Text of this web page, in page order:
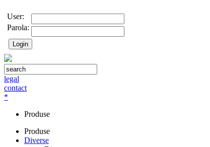
User:
Parola:
legal
contact
*
Produse
Produse
Diverse